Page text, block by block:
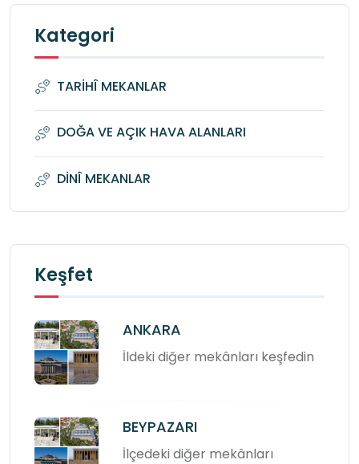
Kategori
TARİHÎ MEKANLAR
DOĞA VE AÇIK HAVA ALANLARI
DİNÎ MEKANLAR
Keşfet
ANKARA
İldeki diğer mekânları keşfedin
BEYPAZARI
İlçedeki diğer mekânları